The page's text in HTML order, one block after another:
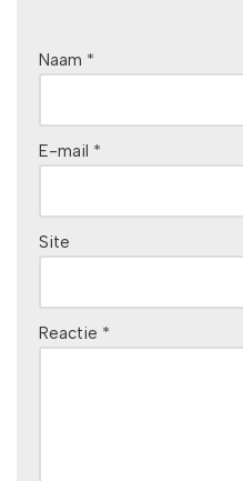
Naam *
E-mail *
Site
Reactie *